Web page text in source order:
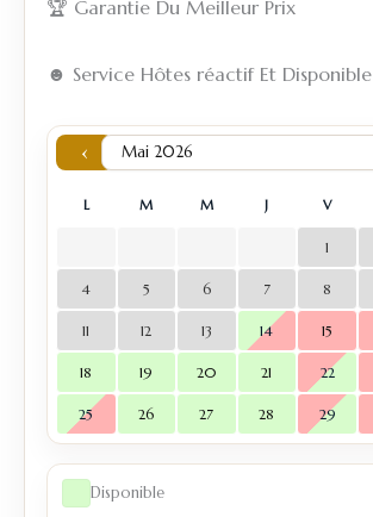
🏆 Garantie Du Meilleur Prix
☻ Service Hôtes réactif Et Disponible
‹
L M M J V
1
4 5 6 7 8
11 12 13 14 15
18 19 20 21 22
25 26 27 28 29
Disponible